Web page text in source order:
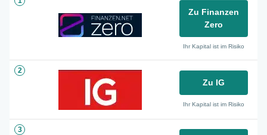
Zu Finanzen
Zero
Ihr Kapital ist im Risiko
2
Zu IG
Ihr Kapital ist im Risiko
3